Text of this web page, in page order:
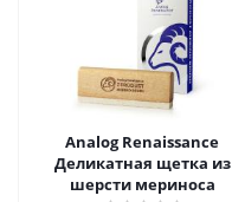
Analog Renaissance
Деликатная щетка из
шерсти мериноса